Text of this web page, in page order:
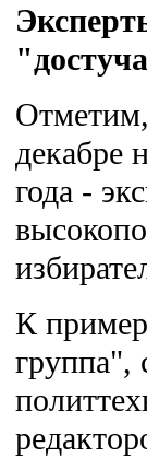
декабре
года -
К
группа",